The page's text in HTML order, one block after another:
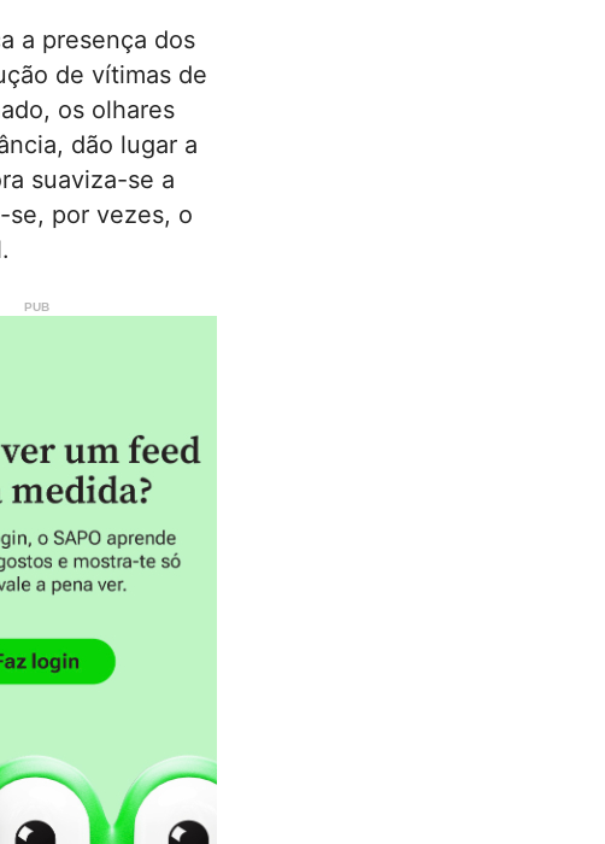
a presença dos
de vítimas de
os olhares
dão lugar a
suaviza-se a
por vezes, o